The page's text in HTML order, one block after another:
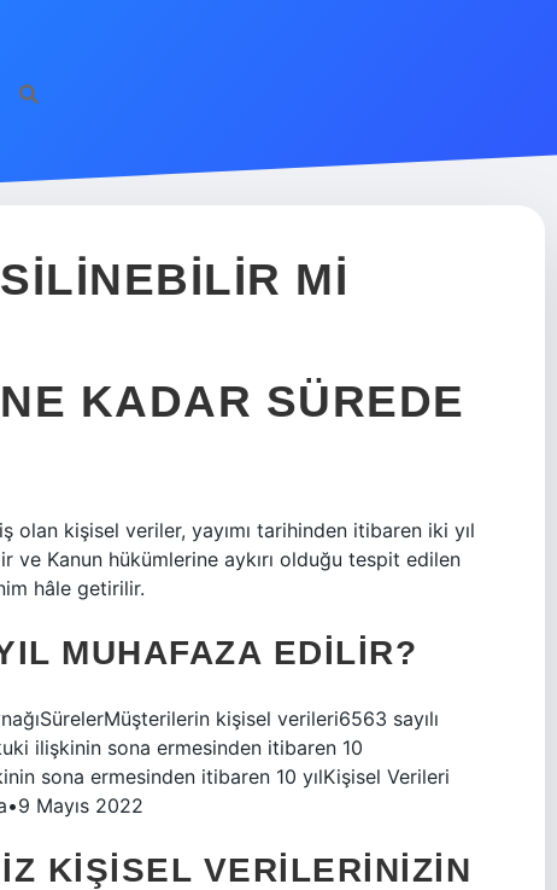
MI
KADAR SÜREDE
olan kişisel veriler, yayımı tarihinden itibaren iki yıl
Kanun hükümlerine aykırı olduğu tespit edilen
hâle getirilir.
MUHAFAZA EDILIR?
kişisel verileri6563 sayılı
ilişkinin sona ermesinden itibaren 10
sona ermesinden itibaren 10 yılKişisel Verileri
Mayıs 2022
KIŞISEL VERILERINIZIN